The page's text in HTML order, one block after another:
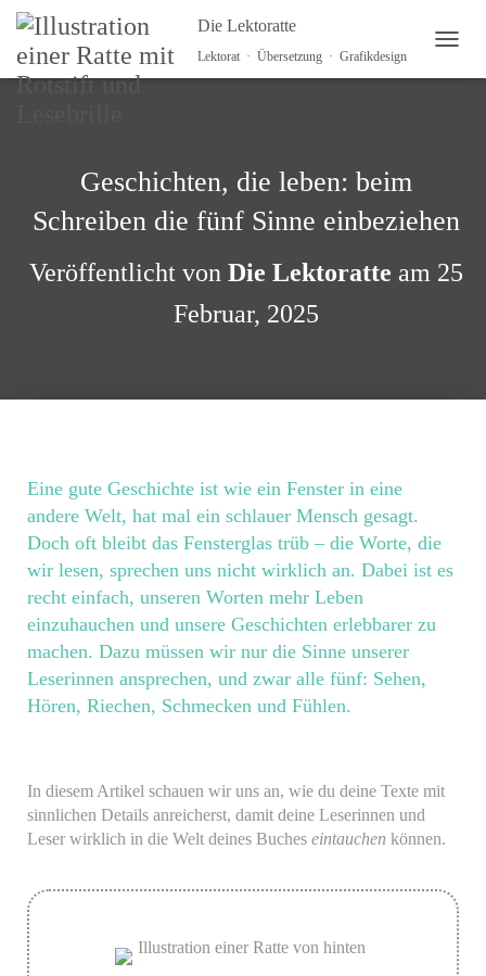
Die Lektoratte
Lektorat · Übersetzung · Grafikdesign
Geschichten, die leben: beim
Schreiben die fünf Sinne einbeziehen
Veröffentlicht von Die Lektoratte am 25
Februar, 2025
Eine gute Geschichte ist wie ein Fenster in eine
andere Welt, hat mal ein schlauer Mensch gesagt.
Doch oft bleibt das Fensterglas trüb – die Worte, die
wir lesen, sprechen uns nicht wirklich an. Dabei ist es
recht einfach, unseren Worten mehr Leben
einzuhauchen und unsere Geschichten erlebbarer zu
machen. Dazu müssen wir nur die Sinne unserer
Leserinnen ansprechen, und zwar alle fünf: Sehen,
Hören, Riechen, Schmecken und Fühlen.
In diesem Artikel schauen wir uns an, wie du deine Texte mit
sinnlichen Details anreicherst, damit deine Leserinnen und
Leser wirklich in die Welt deines Buches eintauchen können.